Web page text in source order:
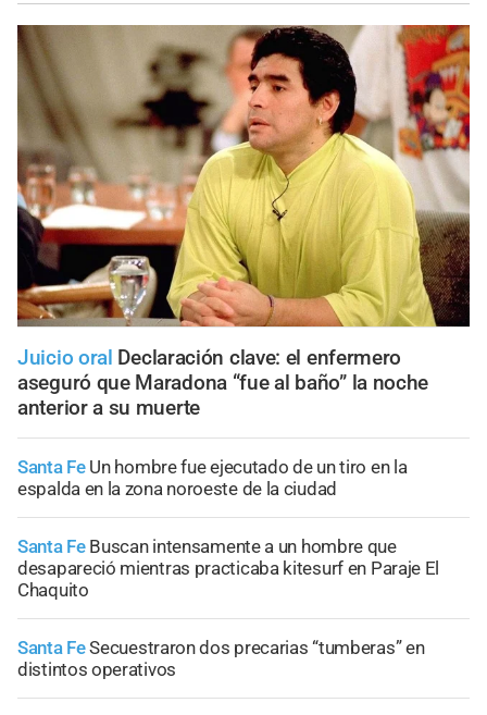
Juicio oral Declaración clave: el enfermero
aseguró que Maradona “fue al baño” la noche
anterior a su muerte
Santa Fe Un hombre fue ejecutado de un tiro en la
espalda en la zona noroeste de la ciudad
Santa Fe Buscan intensamente a un hombre que
desapareció mientras practicaba kitesurf en Paraje El
Chaquito
Santa FeSecuestraron dos precarias “tumberas” en
distintos operativos